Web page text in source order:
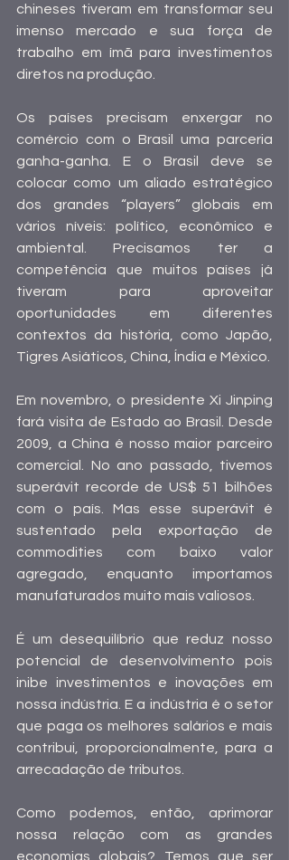
chineses tiveram em transformar seu
imenso mercado e sua força de
trabalho em ímã para investimentos
diretos na produção.
Os países precisam enxergar no
comércio com o Brasil uma parceria
ganha-ganha. E o Brasil deve se
colocar como um aliado estratégico
dos grandes “players” globais em
vários níveis: político, econômico e
ambiental. Precisamos ter a
competência que muitos países já
tiveram para aproveitar
oportunidades em diferentes
contextos da história, como Japão,
Tigres Asiáticos, China, Índia e México.
Em novembro, o presidente Xi Jinping
fará visita de Estado ao Brasil. Desde
2009, a China é nosso maior parceiro
comercial. No ano passado, tivemos
superávit recorde de US$ 51 bilhões
com o país. Mas esse superávit é
sustentado pela exportação de
commodities com baixo valor
agregado, enquanto importamos
manufaturados muito mais valiosos.
É um desequilíbrio que reduz nosso
potencial de desenvolvimento pois
inibe investimentos e inovações em
nossa indústria. E a indústria é o setor
que paga os melhores salários e mais
contribui, proporcionalmente, para a
arrecadação de tributos.
Como podemos, então, aprimorar
nossa relação com as grandes
economias globais? Temos que ser